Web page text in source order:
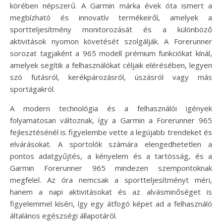
körében népszerű. A Garmin márka évek óta ismert a
megbízható és innovatív termékeiről, amelyek a
sportteljesítmény monitorozását és a különböző
aktivitások nyomon követését szolgálják. A Forerunner
sorozat tagjaként a 965 modell prémium funkciókat kínál,
amelyek segítik a felhasználókat céljaik elérésében, legyen
szó futásról, kerékpározásról, úszásról vagy más
sportágakról.
A modern technológia és a felhasználói igények
folyamatosan változnak, így a Garmin a Forerunner 965
fejlesztésénél is figyelembe vette a legújabb trendeket és
elvárásokat. A sportolók számára elengedhetetlen a
pontos adatgyűjtés, a kényelem és a tartósság, és a
Garmin Forerunner 965 mindezen szempontoknak
megfelel. Az óra nemcsak a sportteljesítményt méri,
hanem a napi aktivitásokat és az alvásminőséget is
figyelemmel kíséri, így egy átfogó képet ad a felhasználó
általános egészségi állapotáról.